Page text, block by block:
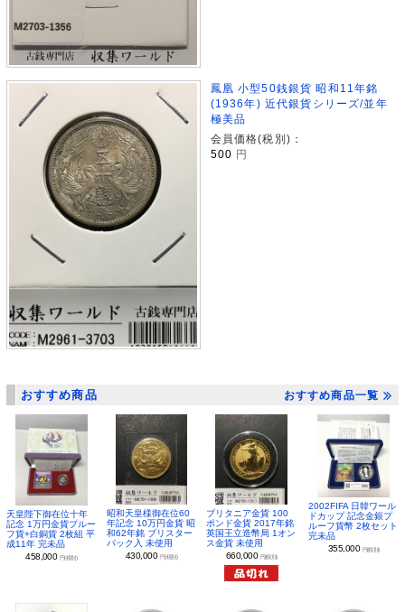
鳳凰 小型50銭銀貨 昭和11年銘
(1936年) 近代銀貨シリーズ/並年
極美品
会員価格(税別)：
500 円
おすすめ商品 おすすめ商品一覧
天皇陛下御在位十年
記念 1万円金貨プルー
フ貨+白銅貨 2枚組 平
成11年 完未品
458,000 円(税別)
昭和天皇様御在位60
年記念 10万円金貨 昭
和62年銘 ブリスター
パック入 未使用
430,000 円(税別)
ブリタニア金貨 100
ポンド金貨 2017年銘
英国王立造幣局 1オン
ス金貨 未使用
660,000 円(税別)
2002FIFA 日韓ワール
ドカップ 記念金銀プ
ルーフ貨幣 2枚セット
完未品
355,000 円(税別)